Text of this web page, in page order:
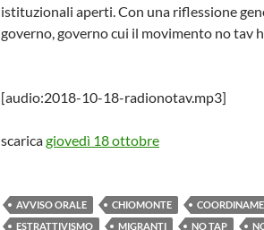
istituzionali aperti. Con una riflessione
governo, governo cui il movimento no tav
[audio:2018-10-18-radionotav.mp3]
scaricagiovedì 18 ottobre
AVVISO ORALE CHIOMONTE
ESTRATTIVISMO
MIGRANTI NO TAP